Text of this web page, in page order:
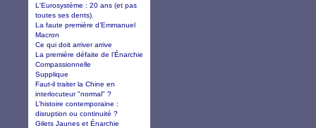
L'Eurosystème : 20 ans (et pas
toutes ses dents).
La faute première d’Emmanuel
Macron
Ce qui doit arriver arrive
La première défaite de l’Énarchie
Compassionnelle
Supplique
Faut-il traiter la Chine en
interlocuteur "normal" ?
L’histoire contemporaine :
disruption ou continuité ?
Gilets Jaunes et Énarchie